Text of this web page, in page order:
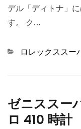
デル「ディトナ」
す。 ク…
Categories
ロレックススー
ゼニススー
ロ 410 時計